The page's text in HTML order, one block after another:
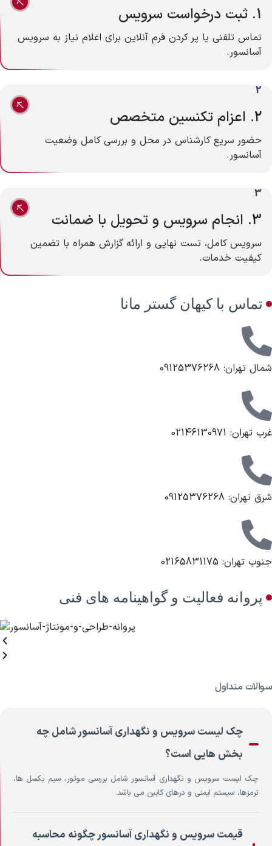
1. ثبت درخواست سرویس
تماس تلفنی یا پر کردن فرم آنلاین برای اعلام نیاز به سرویس
آسانسور.
2
2. اعزام تکنسین متخصص
حضور سریع کارشناس در محل و بررسی کامل وضعیت
آسانسور.
3
3. انجام سرویس و تحویل با ضمانت
سرویس کامل، تست نهایی و ارائه گزارش همراه با تضمین
کیفیت خدمات.
تماس با کیهان گستر مانا
شمال تهران: 09125376268
غرب تهران: 02146130971
شرق تهران: 09125376268
جنوب تهران: 02165831175
پروانه فعالیت و گواهینامه های فنی
سوالات متداول
چک لیست سرویس و نگهداری آسانسور شامل چه
بخش هایی است؟
چک لیست سرویس و نگهداری آسانسور شامل بررسی موتور، سیم بکسل ها،
ترمزها، سیستم ایمنی و درهای کابین می باشد.
قیمت سرویس و نگهداری آسانسور چگونه محاسبه